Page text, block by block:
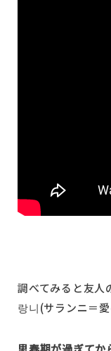
調べてみると友人
랑니(サランニ＝